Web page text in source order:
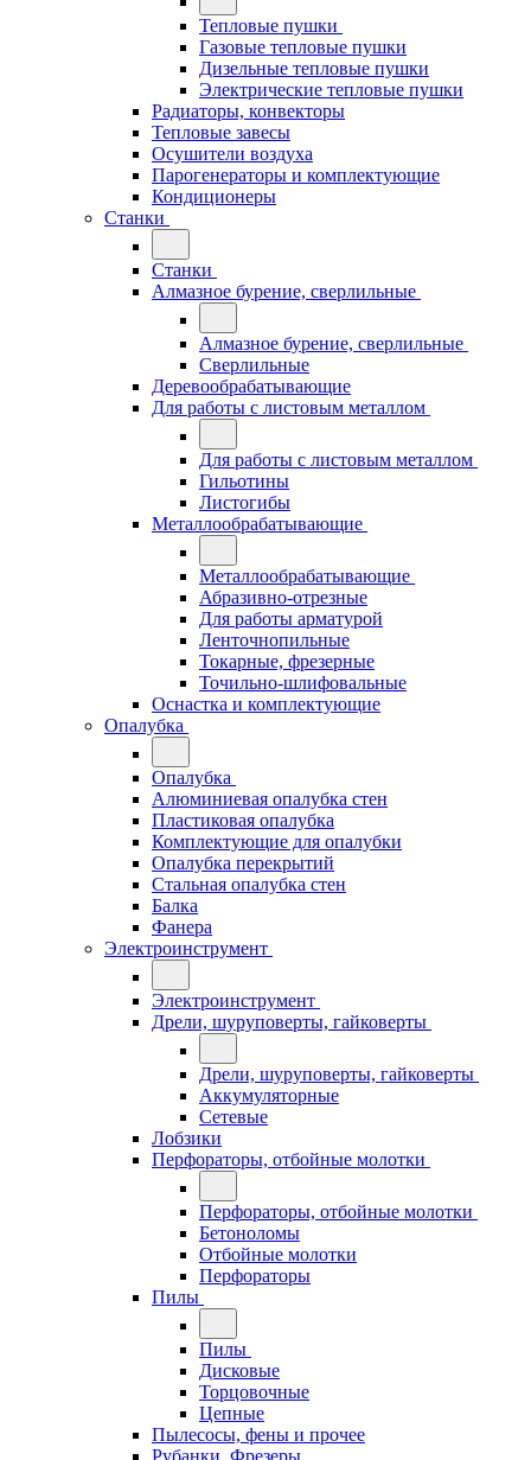
Тепловые пушки
Газовые тепловые пушки
Дизельные тепловые пушки
Электрические тепловые пушки
Радиаторы, конвекторы
Тепловые завесы
Осушители воздуха
Парогенераторы и комплектующие
Кондиционеры
Станки
Станки
Алмазное бурение, сверлильные
Алмазное бурение, сверлильные
Сверлильные
Деревообрабатывающие
Для работы с листовым металлом
Для работы с листовым металлом
Гильотины
Листогибы
Металлообрабатывающие
Металлообрабатывающие
Абразивно-отрезные
Для работы арматурой
Ленточнопильные
Токарные, фрезерные
Точильно-шлифовальные
Оснастка и комплектующие
Опалубка
Опалубка
Алюминиевая опалубка стен
Пластиковая опалубка
Комплектующие для опалубки
Опалубка перекрытий
Стальная опалубка стен
Балка
Фанера
Электроинструмент
Электроинструмент
Дрели, шуруповерты, гайковерты
Дрели, шуруповерты, гайковерты
Аккумуляторные
Сетевые
Лобзики
Перфораторы, отбойные молотки
Перфораторы, отбойные молотки
Бетоноломы
Отбойные молотки
Перфораторы
Пилы
Пилы
Дисковые
Торцовочные
Цепные
Пылесосы, фены и прочее
Рубанки, Фрезеры